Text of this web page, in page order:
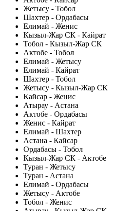
Жетысу - Тобол
Шахтер - Ордабасы
Елимай - Женис
Кызыл-Жар СК - Кайрат
Тобол - Кызыл-Жар СК
Актобе - Тобол
Елимай - Жетысу
Елимай - Кайрат
Шахтер - Тобол
Жетысу - Кызыл-Жар СК
Кайсар - Женис
Атырау - Астана
Актобе - Ордабасы
Женис - Кайрат
Елимай - Шахтер
Астана - Кайсар
Ордабасы - Тобол
Кызыл-Жар СК - Актобе
Туран - Жетысу
Туран - Астана
Елимай - Ордабасы
Жетысу - Актобе
Тобол - Женис